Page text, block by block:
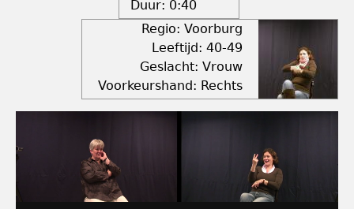
Duur: 0:40
Regio: Voorburg
Leeftijd: 40-49
Geslacht: Vrouw
Voorkeurshand: Rechts